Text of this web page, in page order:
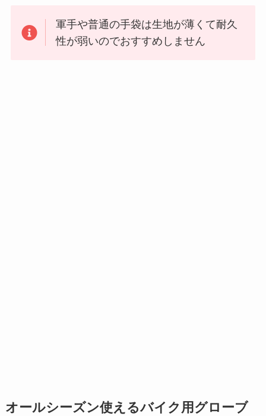
軍手や普通の手袋は生地が薄くて耐久
性が弱いのでおすすめしません
オールシーズン使えるバイク用グローブ